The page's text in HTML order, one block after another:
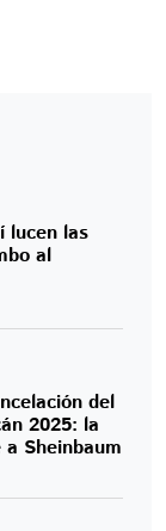
lucen las
al
del
2025: la
Sheinbaum